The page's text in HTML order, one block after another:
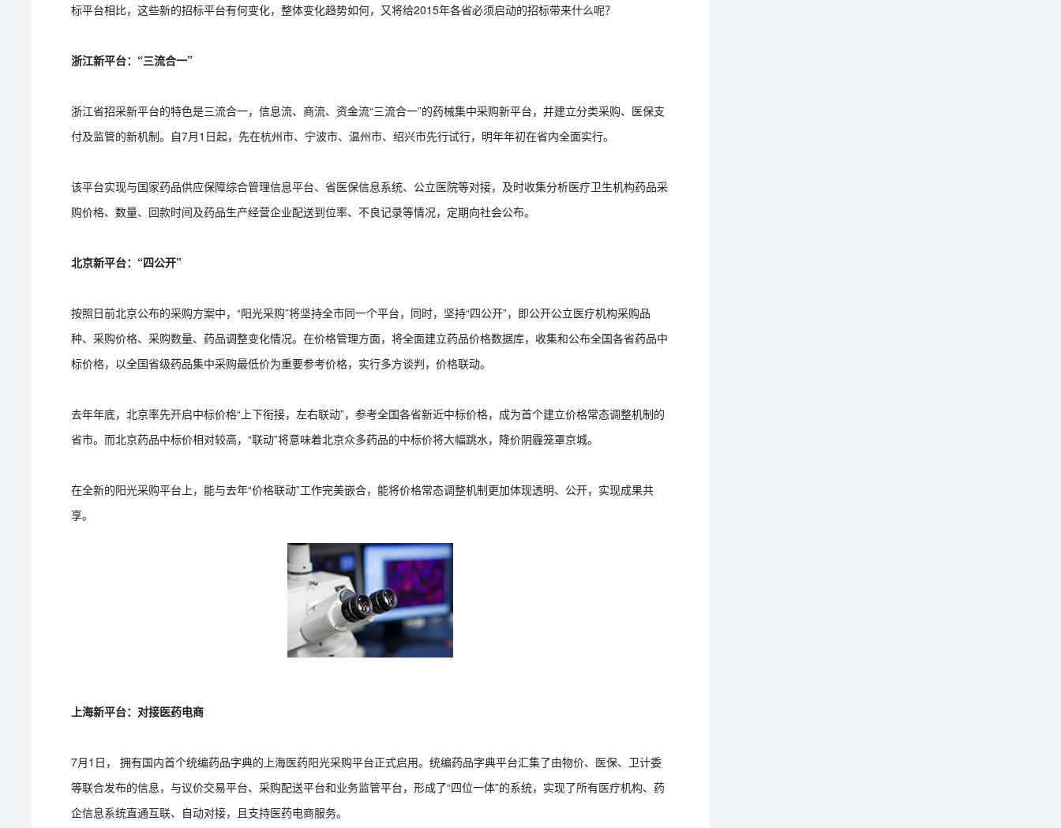
标平台相比，这些新的招标平台有何变化，整体变化趋势如何，又将给2015年各省必须启动的招标带来什么呢？
浙江新平台：“三流合一”
浙江省招采新平台的特色是三流合一，信息流、商流、资金流“三流合一”的药械集中采购新平台，并建立分类采购、医保支
付及监管的新机制。自7月1日起，先在杭州市、宁波市、温州市、绍兴市先行试行，明年年初在省内全面实行。
该平台实现与国家药品供应保障综合管理信息平台、省医保信息系统、公立医院等对接，及时收集分析医疗卫生机构药品采
购价格、数量、回款时间及药品生产经营企业配送到位率、不良记录等情况，定期向社会公布。
北京新平台：“四公开”
按照日前北京公布的采购方案中，“阳光采购”将坚持全市同一个平台，同时，坚持“四公开”，即公开公立医疗机构采购品
种、采购价格、采购数量、药品调整变化情况。在价格管理方面，将全面建立药品价格数据库，收集和公布全国各省药品中
标价格，以全国省级药品集中采购最低价为重要参考价格，实行多方谈判，价格联动。
去年年底，北京率先开启中标价格“上下衔接，左右联动”，参考全国各省新近中标价格，成为首个建立价格常态调整机制的
省市。而北京药品中标价相对较高，“联动”将意味着北京众多药品的中标价将大幅跳水，降价阴霾笼罩京城。
在全新的阳光采购平台上，能与去年“价格联动”工作完美嵌合，能将价格常态调整机制更加体现透明、公开，实现成果共
享。
上海新平台：对接医药电商
7月1日， 拥有国内首个统编药品字典的上海医药阳光采购平台正式启用。统编药品字典平台汇集了由物价、医保、卫计委
等联合发布的信息，与议价交易平台、采购配送平台和业务监管平台，形成了“四位一体”的系统，实现了所有医疗机构、药
企信息系统直通互联、自动对接，且支持医药电商服务。